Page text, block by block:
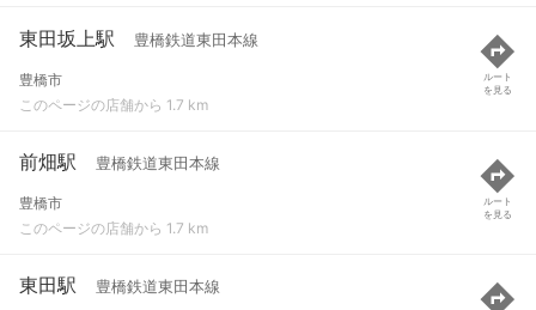
東田坂上駅 豊橋鉄道東田本線
豊橋市
このページの店舗から 1.7 km
ルート
を見る
前畑駅 豊橋鉄道東田本線
豊橋市
このページの店舗から 1.7 km
ルート
を見る
東田駅 豊橋鉄道東田本線